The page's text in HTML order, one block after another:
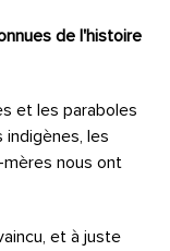
de l'histoire
et les paraboles
les
nous ont
et à juste